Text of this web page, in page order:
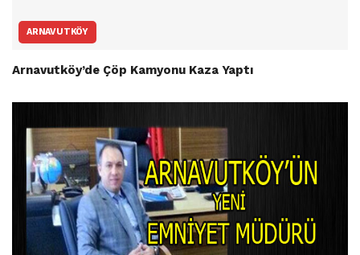
ARNAVUTKÖY
Arnavutköy’de Çöp Kamyonu Kaza Yaptı